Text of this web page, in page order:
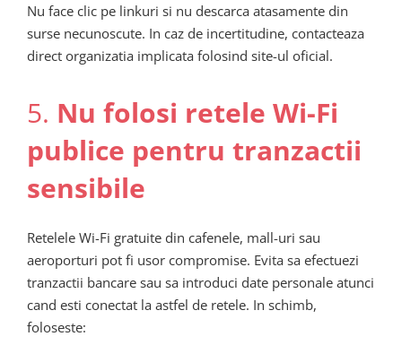
Nu face clic pe linkuri si nu descarca atasamente din
surse necunoscute. In caz de incertitudine, contacteaza
direct organizatia implicata folosind site-ul oficial.
5. Nu folosi retele Wi-Fi
publice pentru tranzactii
sensibile
Retelele Wi-Fi gratuite din cafenele, mall-uri sau
aeroporturi pot fi usor compromise. Evita sa efectuezi
tranzactii bancare sau sa introduci date personale atunci
cand esti conectat la astfel de retele. In schimb,
foloseste: